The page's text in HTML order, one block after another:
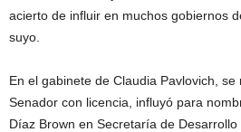
acierto de influir en muchos gobiernos
suyo.
En el gabinete de Claudia Pavlovich,
Senador con licencia, influyó para
Díaz Brown en Secretaría de